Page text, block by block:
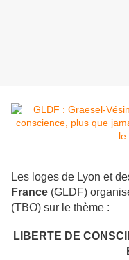
Les loges de Lyon et
France (GLDF)
(TBO) sur le thème :
LIBERTE DE